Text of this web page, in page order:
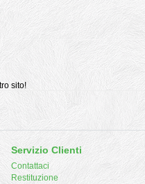
sito!
Servizio Clienti
Contattaci
Restituzione